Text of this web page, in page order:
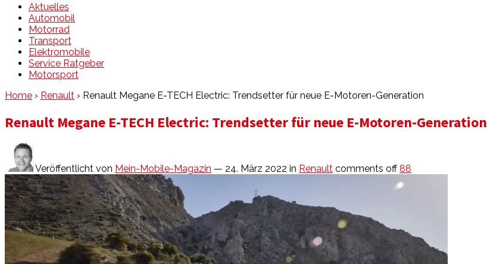
Aktuelles
Automobil
Motorrad
Transport
Elektromobile
Service Ratgeber
Motorsport
Home › Renault › Renault Megane E-TECH Electric: Trendsetter für neue E-Motoren-Generation
Renault Megane E-TECH Electric: Trendsetter für neue E-Motoren-Generation
Veröffentlicht von Mein-Mobile-Magazin — 24. März 2022 in Renault comments off 88